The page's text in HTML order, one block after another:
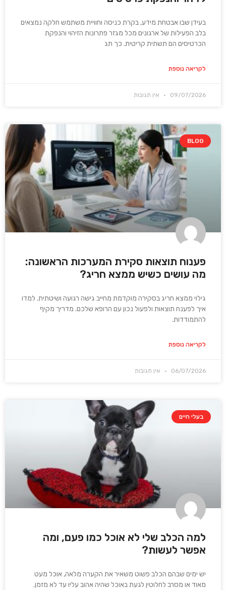
בעידן שבו אבטחת מידע, בקרת כניסה וחוויית משתמש חלקה נמצאים
בלב הפעילות של ארגונים מכל מגזר פתרונות הזיהוי והנפקת
הכרטיסים הם תשתית קריטית. כך תג
לקריאה נוספת
09/07/2026 אין תגובות
BLOG
פענוח תוצאות סקירת המערכות הראשונה:
מה עושים כשיש ממצא חריג?
גילוי ממצא חריג בסקירה מוקדמת מחייב גישה רגועה ושיטתית. למדו
איך לפענח תוצאות ולפעול נכון עם הרופא שלכם. מדריך מקיף
להתמודדות.
לקריאה נוספת
06/07/2026 אין תגובות
בעלי חיים
למה הכלב שלי לא אוכל כמו פעם, ומה
אפשר לעשות?
יש ימים שבהם הכלב פשוט משאיר את הקערה מלאה, אוכל מעט
מאוד או מסרב לחלוטין לגעת באוכל שהיה אהוב עליו עד לא מזמן.